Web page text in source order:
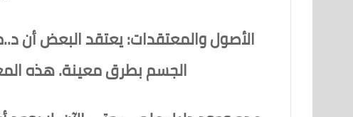
الأصول والمعتقدات: يعتقد البعض أن
الجسم بطرق معينة. هذه